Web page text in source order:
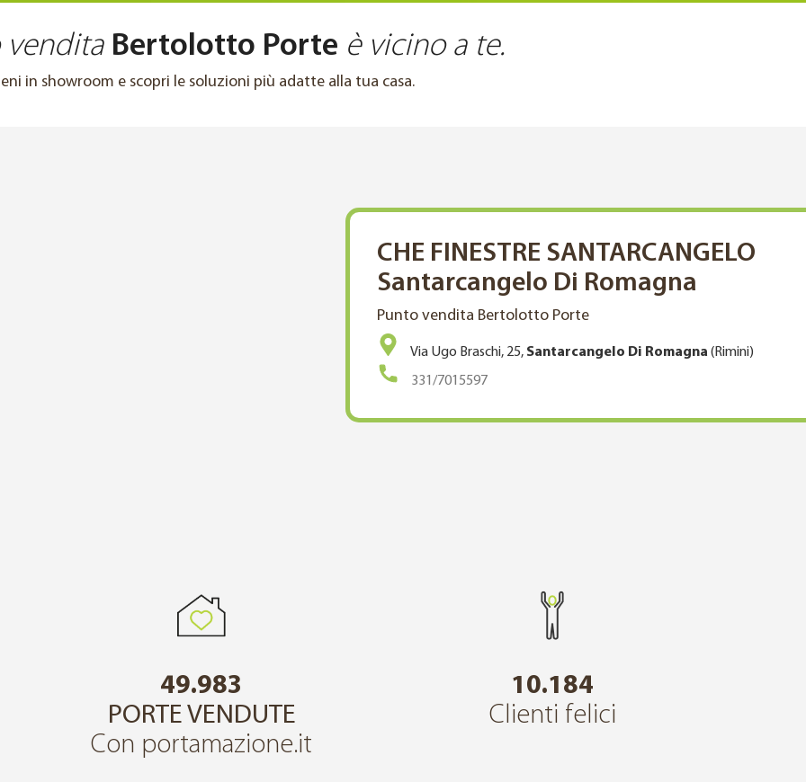
Bertolotto Porte è vicino a te.
in showroom e scopri le soluzioni più adatte alla tua casa.
CHE FINESTRE SANTARCANGELO
Santarcangelo Di Romagna
Punto vendita Bertolotto Porte
Via Ugo Braschi, 25, Santarcangelo Di Romagna (Rimini)
331/7015597
49.983
PORTE VENDUTE
Con portamazione.it
10.184
Clienti felici